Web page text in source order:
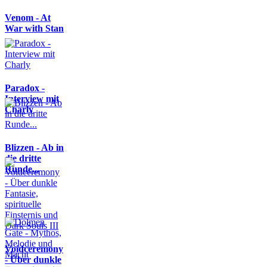
Venom - At
War with Stan
Paradox -
Interview mit
Charly
Blizzen - Ab in
die dritte
Runde...
Voidceremony
- Über dunkle